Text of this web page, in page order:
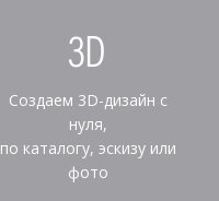
Создаем 3D-дизайн с
нуля,
по каталогу, эскизу или
фото